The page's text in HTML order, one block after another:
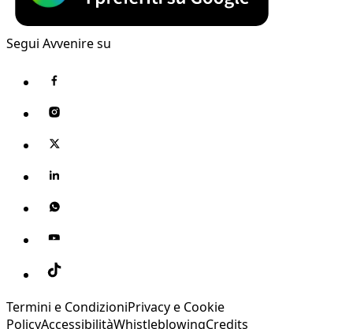
Segui Avvenire su
Termini e CondizioniPrivacy e Cookie
PolicyAccessibilitàWhistleblowingCredits